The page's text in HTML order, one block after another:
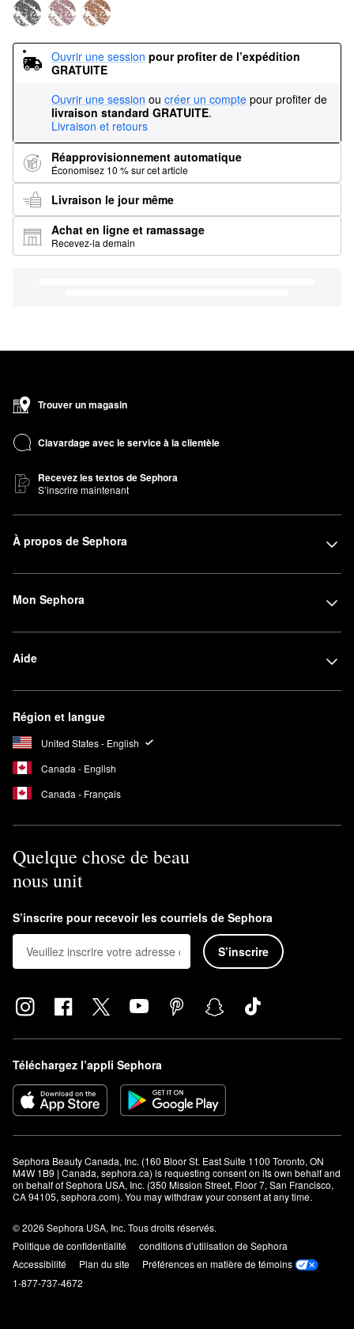
Ouvrir une session pour profiter de l’expédition
GRATUITE
Ouvrir une session ou créer un compte pour profiter de
livraison standard GRATUITE.
Livraison et retours
Réapprovisionnement automatique
Économisez 10 % sur cet article
Livraison le jour même
Achat en ligne et ramassage
Recevez-la demain
Trouver un magasin
Clavardage avec le service à la clientèle
Recevez les textos de Sephora
S’inscrire maintenant
À propos de Sephora
Mon Sephora
Aide
Région et langue
United States - English
Canada - English
Canada - Français
Quelque chose de beau
nous unit
S’inscrire pour recevoir les courriels de Sephora
S’inscrire
Téléchargez l’appli Sephora
Sephora Beauty Canada, Inc. (160 Bloor St. East Suite 1100 Toronto, ON
M4W 1B9 | Canada, sephora.ca) is requesting consent on its own behalf and
on behalf of Sephora USA, Inc. (350 Mission Street, Floor 7, San Francisco,
CA 94105, sephora.com). You may withdraw your consent at any time.
© 2026 Sephora USA, Inc. Tous droits réservés.
Politique de confidentialité
conditions d’utilisation de Sephora
Accessibilité
Plan du site
Préférences en matière de témoins
1-877-737-4672